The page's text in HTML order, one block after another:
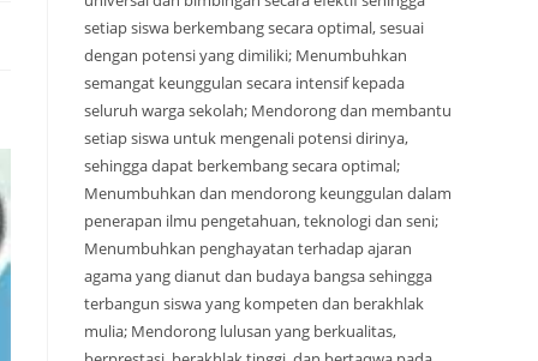
setiap siswa berkembang secara optimal, sesuai
dengan potensi yang dimiliki; Menumbuhkan
semangat keunggulan secara intensif kepada
seluruh warga sekolah; Mendorong dan membantu
setiap siswa untuk mengenali potensi dirinya,
sehingga dapat berkembang secara optimal;
Menumbuhkan dan mendorong keunggulan dalam
penerapan ilmu pengetahuan, teknologi dan seni;
Menumbuhkan penghayatan terhadap ajaran
agama yang dianut dan budaya bangsa sehingga
terbangun siswa yang kompeten dan berakhlak
mulia; Mendorong lulusan yang berkualitas,